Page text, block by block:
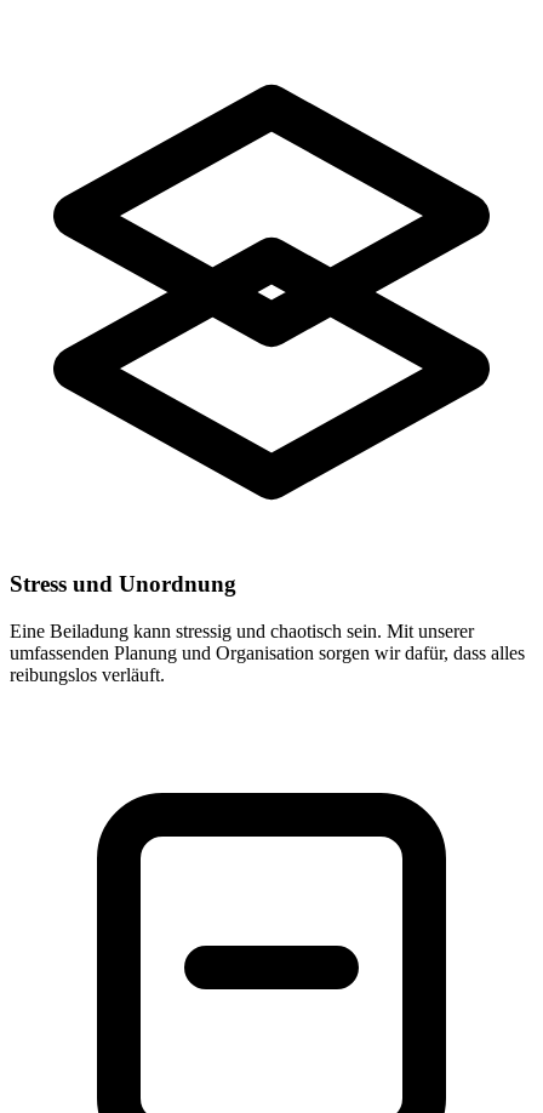
Stress und Unordnung
Eine Beiladung kann stressig und chaotisch sein. Mit unserer
umfassenden Planung und Organisation sorgen wir dafür, dass alles
reibungslos verläuft.